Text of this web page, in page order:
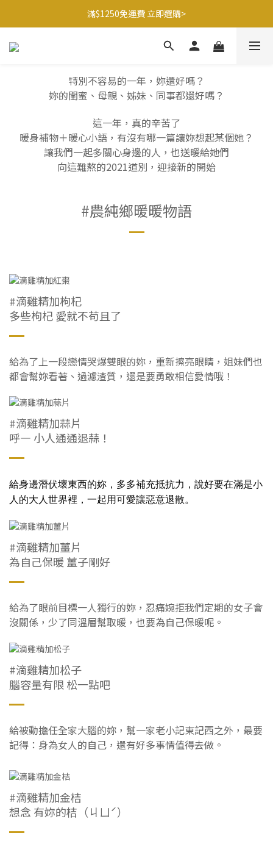
滿$1250免運費 立即選購>
滿$1250免運費 立即選購>
父親節送健康 禮盒$1080起 >
滿$1250免運費 立即選購>
特別不容易的一年，妳還好嗎？
妳的閨蜜、母親、姊妹、同事都還好嗎？
這一年，真的辛苦了
暖身補物＋暖心小語，有沒有哪一篇讓妳想起某個她？
讓我們一起多關心身邊的人，也送暖給她們
向這難熬的2021道別，迎接新的開始
#農純鄉暖暖物語
#滴雞精加枸杞
多些枸杞 愛就不苟且了
給為了上一段戀情哭爆雙眼的妳，重新擦亮眼睛，姐妹們也
都會幫妳看著、過濾渣質，還是要勇敢相信愛情哦！
#滴雞精加蒜片
呼— 小人通通退蒜！
給身邊潛伏壞東西的妳，多多補充抵抗力， 說好要在滿是小
人的大人世界裡， 一起用可愛讓惡意退散。
#滴雞精加薑片
為自己保暖 薑子剛好
給為了眼前目標一人獨行的妳，忍痛婉拒我們定期的女子會
沒關係，少了同溫層幫取暖，也要為自己保暖呢。
#滴雞精加松子
腦容量有限 松一點吧
給被動擔任全家大腦的妳，幫一家老小記東記西之外，最要
記得：身為女人的自己，還有好多事情值得去做。
#滴雞精加金桔
想念 有妳的桔（ㄐㄩˊ）